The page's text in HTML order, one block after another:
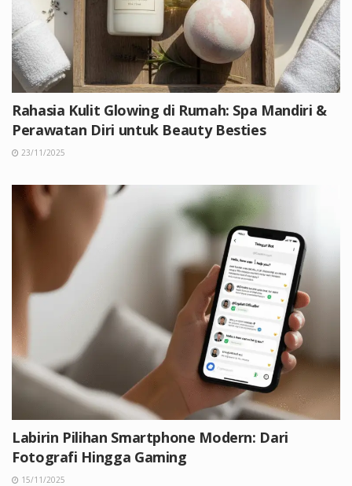
Rahasia Kulit Glowing di Rumah: Spa Mandiri &
Perawatan Diri untuk Beauty Besties
23/11/2025
Labirin Pilihan Smartphone Modern: Dari
Fotografi Hingga Gaming
15/11/2025